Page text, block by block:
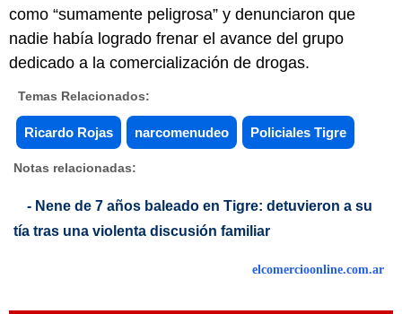
como “sumamente peligrosa” y denunciaron que
nadie había logrado frenar el avance del grupo
dedicado a la comercialización de drogas.
Temas Relacionados:
Ricardo Rojas narcomenudeo Policiales Tigre
Notas relacionadas:
- Nene de 7 años baleado en Tigre: detuvieron a su
tía tras una violenta discusión familiar
elcomercioonline.com.ar